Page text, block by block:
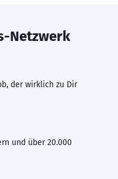
Netzwerk
der wirklich zu Dir
und über 20.000